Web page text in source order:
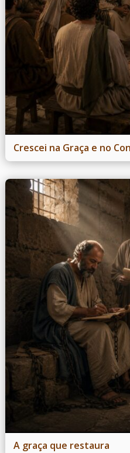
Crescei na Graça e no
A graça que restaura